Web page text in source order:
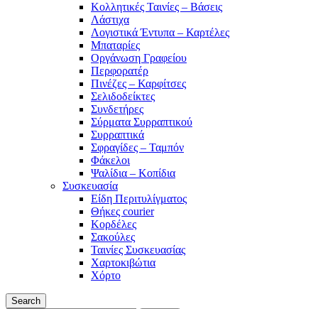
Κολλητικές Ταινίες – Βάσεις
Λάστιχα
Λογιστικά Έντυπα – Καρτέλες
Μπαταρίες
Οργάνωση Γραφείου
Περφορατέρ
Πινέζες – Καρφίτσες
Σελιδοδείκτες
Συνδετήρες
Σύρματα Συρραπτικού
Συρραπτικά
Σφραγίδες – Ταμπόν
Φάκελοι
Ψαλίδια – Κοπίδια
Συσκευασία
Είδη Περιτυλίγματος
Θήκες courier
Κορδέλες
Σακούλες
Ταινίες Συσκευασίας
Χαρτοκιβώτια
Χόρτο
Search